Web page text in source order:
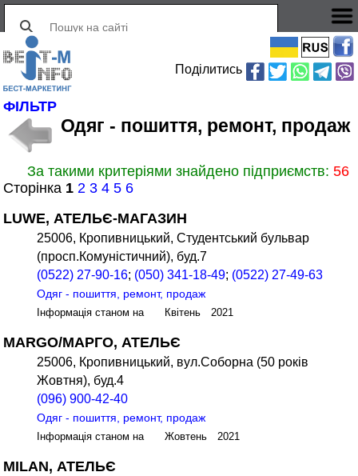
Поділитись
ФІЛЬТР
Одяг - пошиття, ремонт, продаж
За такими критеріями знайдено підприємств:56
Сторінка 12 3 4 5 6
LUWE, АТЕЛЬЄ-МАГАЗИН
25006, Кропивницький, Студентський бульвар
(просп.Комуністичний), буд.7
(0522) 27-90-16; (050) 341-18-49; (0522) 27-49-63
Одяг - пошиття, ремонт, продаж
Інформація станом на Квітень 2021
MARGO/МАРГО, АТЕЛЬЄ
25006, Кропивницький, вул.Соборна (50 років
Жовтня), буд.4
(096) 900-42-40
Одяг - пошиття, ремонт, продаж
Інформація станом на Жовтень 2021
MILAN, АТЕЛЬЄ